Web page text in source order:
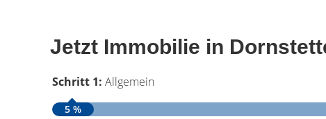
Jetzt Immobilie in
Schritt 1: Allgemein
5 %